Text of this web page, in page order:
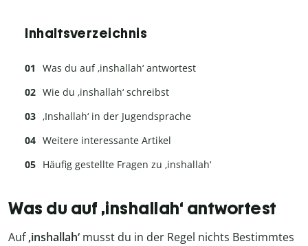
Inhaltsverzeichnis
Was du auf ‚inshallah‘ antwortest
Wie du ‚inshallah‘ schreibst
‚Inshallah‘ in der Jugendsprache
Weitere interessante Artikel
Häufig gestellte Fragen zu ‚inshallah‘
Was du auf ‚inshallah‘ antwortest
Auf‚inshallah‘ musst du in der Regel nichts Bestimmtes